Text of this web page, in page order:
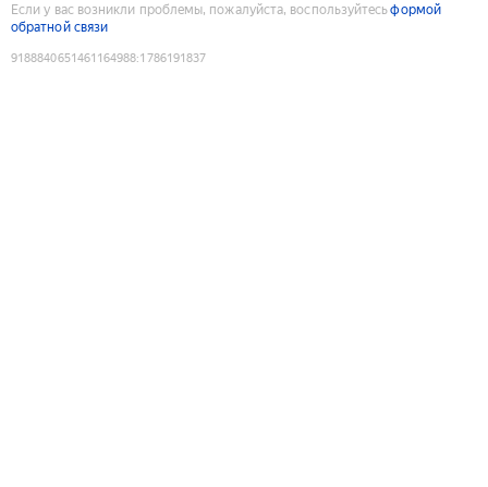
Если у вас возникли проблемы, пожалуйста, воспользуйтесьформой
обратной связи
9188840651461164988:1786191837